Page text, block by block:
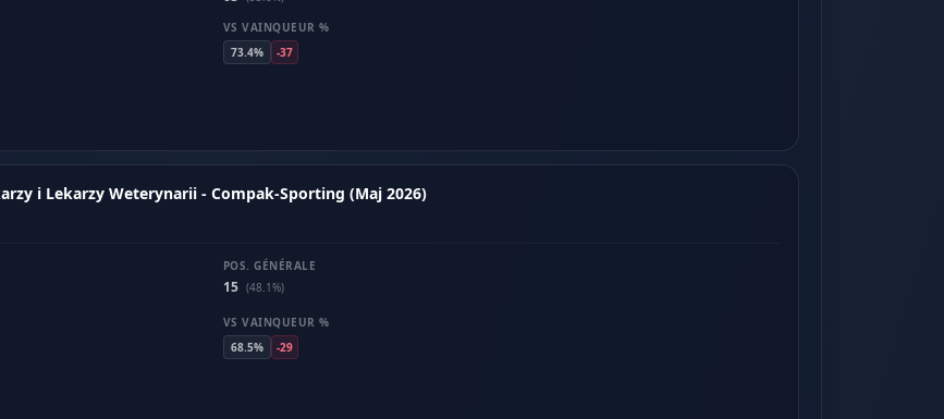
VS VAINQUEUR %
73.4%
-37
i Lekarzy Weterynarii - Compak-Sporting (Maj 2026)
POS. GÉNÉRALE
15 (48.1%)
VS VAINQUEUR %
68.5%
-29